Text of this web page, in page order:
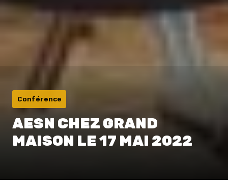
Conférence
AESN CHEZ GRAND
MAISON LE 17 MAI 2022